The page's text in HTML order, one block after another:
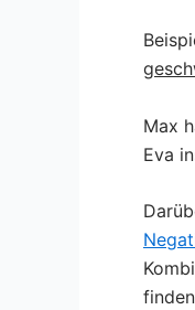
g
Max
Eva